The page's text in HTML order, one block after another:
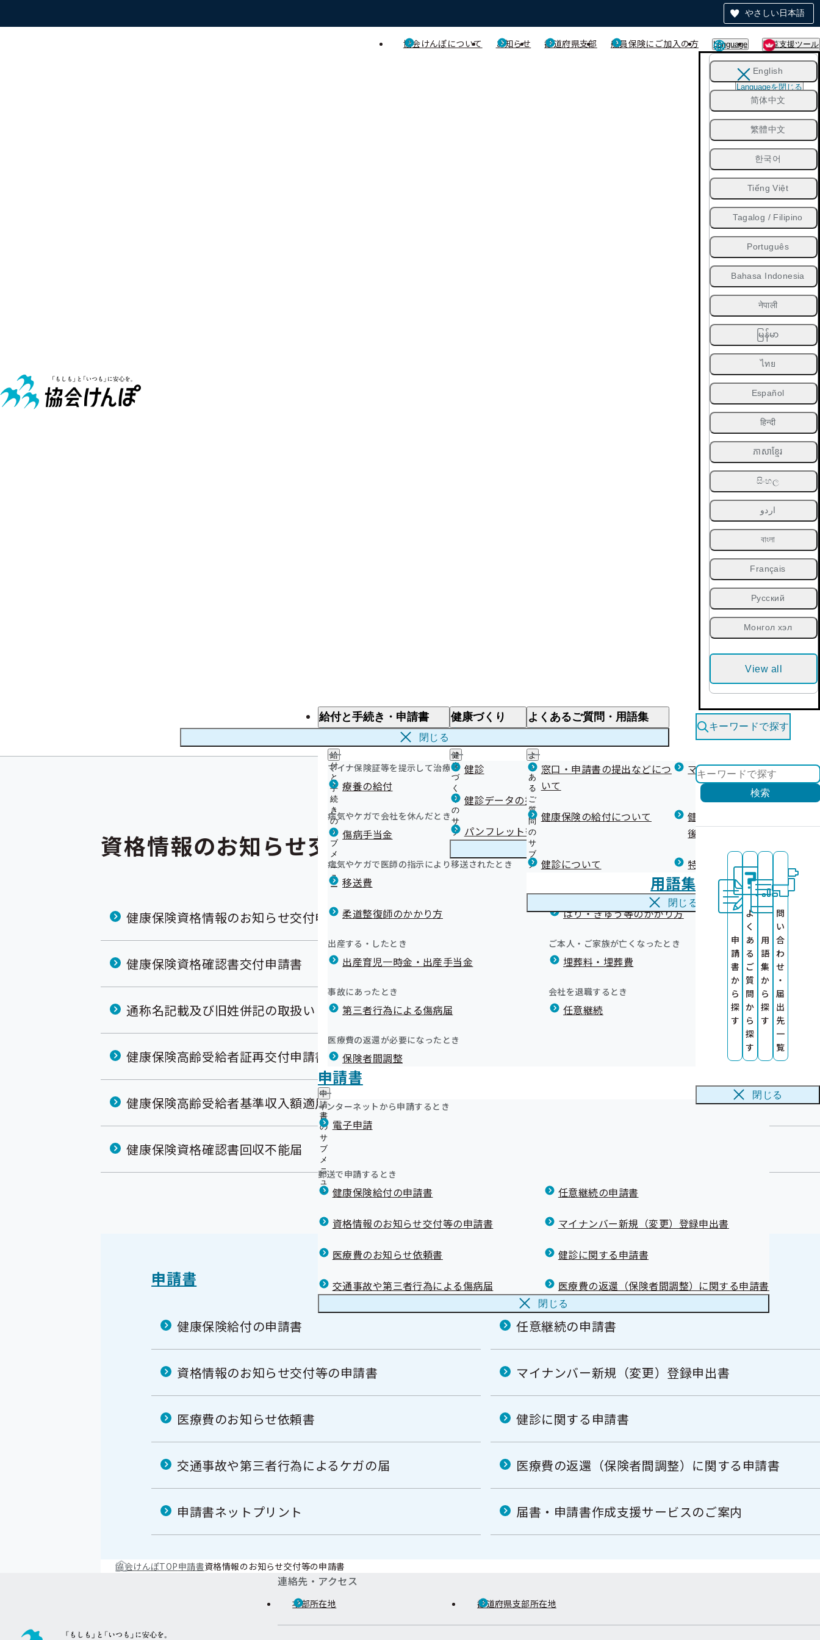
やさしい日本語
協会けんぽについて お知らせ 都道府県支部 船員保険にご加入の方 Language 閲覧支援ツール
English
简体中文
繁體中文
한국어
Tiếng Việt
Tagalog / Filipino
Português
Bahasa Indonesia
नेपाली
မြန်မာ
ไทย
Español
हिन्दी
ភាសាខ្មែរ
සිංහල
اردو
বাংলা
Français
Русский
Монгол хэл
View all
Languageを閉じる
給付と手続き・申請書
給付と手続き
給
付
と
手
続
き
の
サ
ブ
メ
ニ
ュ
ー
マイナ保険証等を提示して治療を受けるとき
療養の給付
医療費が高額になりそう・なったとき
限度額適用認定・高額療養費・高額介護合算
病気やケガで会社を休んだとき
傷病手当金
医療費の全額を負担したとき
病気やケガで医師の指示により移送されたとき
移送費
海外で急な病気にかかり治療を受けたとき
柔道整復師のかかり方 はり・きゅう等のかかり方
出産する・したとき
出産育児一時金・出産手当金
ご本人・ご家族が亡くなったとき
埋葬料・埋葬費
事故にあったとき
第三者行為による傷病届
会社を退職するとき
任意継続
医療費の返還が必要になったとき
保険者間調整
申請書
申
請
書
の
サ
ブ
メ
ニ
ュ
ー
インターネットから申請するとき
電子申請
郵送で申請するとき
健康保険給付の申請書 任意継続の申請書
資格情報のお知らせ交付等の申請書 マイナンバー新規（変更）登録申出書
医療費のお知らせ依頼書 健診に関する申請書
交通事故や第三者行為による傷病届 医療費の返還（保険者間調整）に関する申請書
閉じる
健康づくり
健
康
づ
く
り
の
サ
ブ
メ
ュ
健診 健診を受けた後の健康づくり
健診データの提供について 健康宣言（コラボヘルス）
パンフレット等（広報） 健康づくりコラム
よくあるご質問・用語集
よ
く
あ
る
ご
質
問
の
サ
ブ
メ
窓口・申請書の提出などにつ
いて
マイナ保険証等関連について
健康保険の給付について
健康保険任意継続制度（退職
後の健康保険）について
健診について 特定保健指導について
用語集
閉じる
閉じる
キーワードで探す
検索
申
請
書
か
ら
探
す
よ
く
あ
る
ご
質
問
か
ら
探
す
用
語
集
か
ら
探
す
問
い
合
わ
せ
・
届
出
先
一
覧
閉じる
資格情報のお知らせ交付等の申請書
健康保険資格情報のお知らせ交付申請書
健康保険資格確認書交付申請書
通称名記載及び旧姓併記の取扱い
健康保険高齢受給者証再交付申請書
健康保険高齢受給者基準収入額適用申請書
健康保険資格確認書回収不能届
申請書
健康保険給付の申請書 任意継続の申請書
資格情報のお知らせ交付等の申請書 マイナンバー新規（変更）登録申出書
医療費のお知らせ依頼書 健診に関する申請書
交通事故や第三者行為によるケガの届 医療費の返還（保険者間調整）に関する申請書
申請書ネットプリント 届書・申請書作成支援サービスのご案内
協会けんぽTOP申請書資格情報のお知らせ交付等の申請書
連絡先・アクセス
本部所在地 都道府県支部所在地